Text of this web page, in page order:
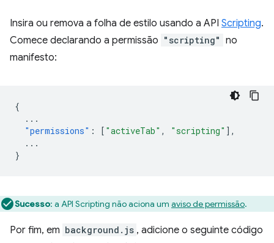
Insira ou remova a folha de estilo usando a API Scripting.
Comece declarando a permissão "scripting" no
manifesto:
{
...
"permissions" : [ "activeTab" , "scripting" ],
...
}
Sucesso: a API Scripting não aciona um aviso de permissão.
Por fim, em background.js , adicione o seguinte código